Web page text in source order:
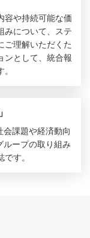
容や持続可能な価
みについて、ステ
ご理解いただくた
ンとして、統合報
会課題や経済動向
ループの取り組み
す。